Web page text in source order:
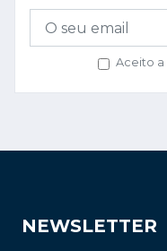
Aceito a
NEWSLETTER